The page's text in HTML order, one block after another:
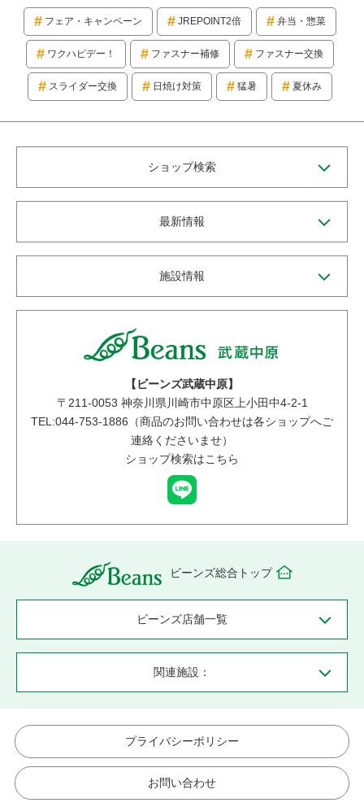
フェア・キャンペーン JREPOINT2倍 弁当・惣菜
ワクハピデー！ ファスナー補修 ファスナー交換
スライダー交換 日焼け対策 猛暑 夏休み
ショップ検索
最新情報
施設情報
【ビーンズ武蔵中原】
〒 211-0053 神奈川県川崎市中原区上小田中4-2-1
TEL:044-753-1886（商品のお問い合わせは各ショップへご
連絡くださいませ）
ショップ検索はこちら
ビーンズ総合トップ
ビーンズ店舗一覧
関連施設：
プライバシーポリシー
お問い合わせ